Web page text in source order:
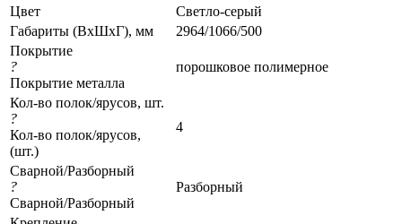
Цвет
Светло-серый
Габариты (ВхШхГ), мм
2964/1066/500
Покрытие
?
Покрытие металла
порошковое полимерное
Кол-во полок/ярусов, шт.
?
Кол-во полок/ярусов,
(шт.)
4
Сварной/Разборный
?
Сварной/Разборный
Разборный